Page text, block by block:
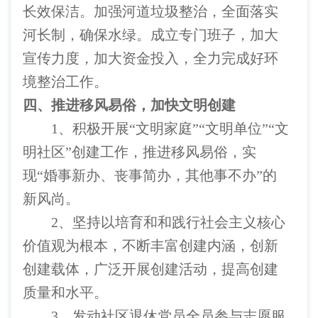
长效保洁。加强河道垃圾整治，全面落实
河长制，确保水绿。成立专门班子，加大
宣传力度，加大资金投入，全力完成好环
境整治工作。
四、推进移风易俗，加快文明创建
1 、积极开展“文明家庭”“文明单位”“文
明社区”创建工作，推进移风易俗，实
现“婚事新办、丧事简办，其他事不办”的
新风尚。
2、坚持以培育和和践行社会主义核心
价值观为根本，不断丰富创建内涵，创新
创建载体，广泛开展创建活动，提高创建
质量和水平。